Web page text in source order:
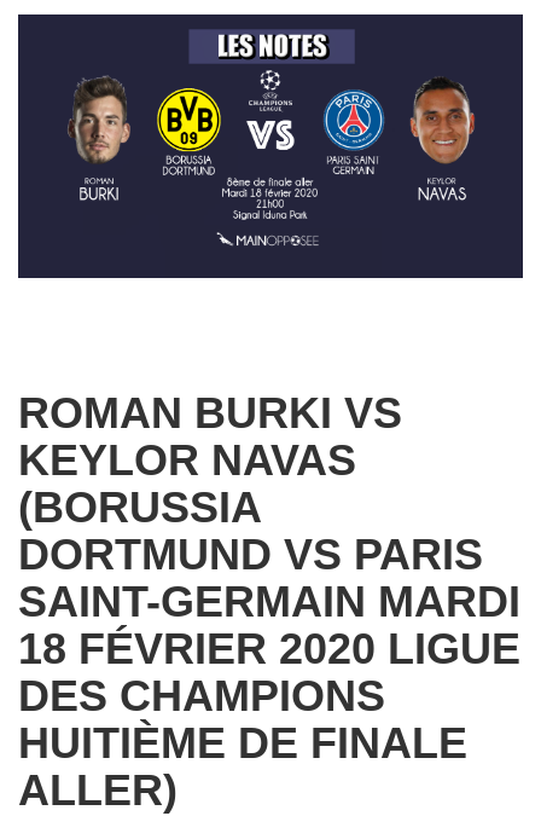
ROMAN BURKI VS
KEYLOR NAVAS
(BORUSSIA
DORTMUND VS PARIS
SAINT-GERMAIN MARDI
18 FÉVRIER 2020 LIGUE
DES CHAMPIONS
HUITIÈME DE FINALE
ALLER)